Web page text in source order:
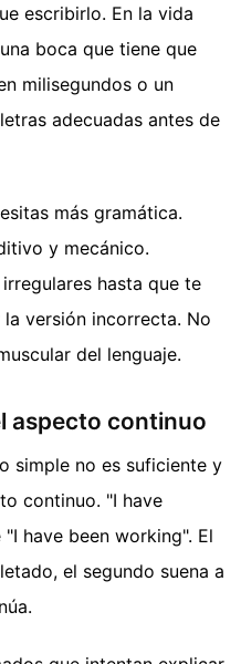
escribirlo. En la vida
boca que tiene que
milisegundos o un
adecuadas antes de
más gramática.
y mecánico.
hasta que te
versión incorrecta. No
del lenguaje.
aspecto continuo
simple no es suficiente y
continuo. "I have
have been working". El
el segundo suena a